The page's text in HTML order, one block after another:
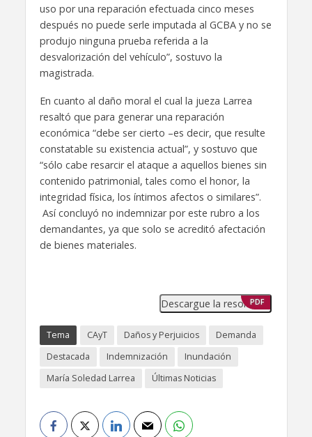
uso por una reparación efectuada cinco meses
después no puede serle imputada al GCBA y no se
produjo ninguna prueba referida a la
desvalorización del vehículo”, sostuvo la
magistrada.
En cuanto al daño moral el cual la jueza Larrea
resaltó que para generar una reparación
económica “debe ser cierto –es decir, que resulte
constatable su existencia actual”, y sostuvo que
“sólo cabe resarcir el ataque a aquellos bienes sin
contenido patrimonial, tales como el honor, la
integridad física, los íntimos afectos o similares”.
Así concluyó no indemnizar por este rubro a los
demandantes, ya que solo se acreditó afectación
de bienes materiales.
Descargue la resolución
PDF
Tema CAyT Daños y Perjuicios
Demanda
Destacada
Indemnización
Inundación
María Soledad Larrea
Últimas Noticias